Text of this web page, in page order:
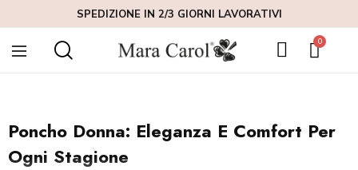
SPEDIZIONE IN 2/3 GIORNI LAVORATIVI
Poncho Donna: Eleganza E Comfort Per
Ogni Stagione
Il poncho donna è un capo versatile e raffinato, perfetto per
aggiungere un tocco di stile ai tuoi outfit in qualsiasi stagione. La
collezione Mara Carol propone poncho per donna realizzati con
materiali di alta qualità, pensati per garantire comfort e calore senza